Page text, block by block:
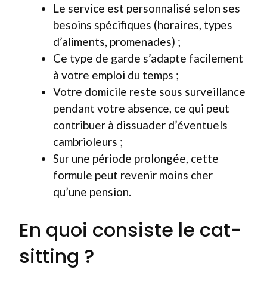
Le service est personnalisé selon ses
besoins spécifiques (horaires, types
d’aliments, promenades) ;
Ce type de garde s’adapte facilement
à votre emploi du temps ;
Votre domicile reste sous surveillance
pendant votre absence, ce qui peut
contribuer à dissuader d’éventuels
cambrioleurs ;
Sur une période prolongée, cette
formule peut revenir moins cher
qu’une pension.
En quoi consiste le cat-
sitting ?